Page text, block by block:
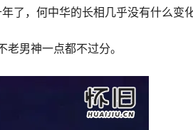
了，何中华的长相几乎没有什么变化
男神一点都不过分。